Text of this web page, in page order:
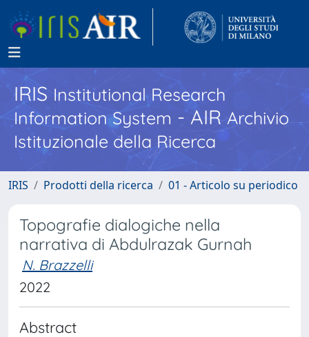
IRISInstitutional Research
Information System - AIR Archivio
Istituzionale della Ricerca
IRIS Prodotti della ricerca 01 - Articolo su periodico
Topografie dialogiche nella
narrativa di Abdulrazak Gurnah
N. Brazzelli
2022
Abstract